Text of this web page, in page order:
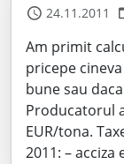
24.11.2011
Am primit
pricepe
bune sau
Producatorul
EUR/tona.
2011: – acciza